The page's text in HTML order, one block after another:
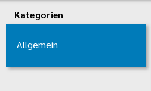
Kategorien
Allgemein